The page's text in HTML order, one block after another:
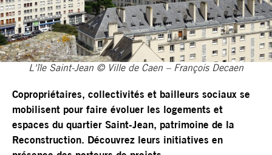
L'île Saint-Jean © Ville de Caen – François Decaen
Copropriétaires, collectivités et bailleurs sociaux se
mobilisent pour faire évoluer les logements et
espaces du quartier Saint-Jean, patrimoine de la
Reconstruction. Découvrez leurs initiatives en